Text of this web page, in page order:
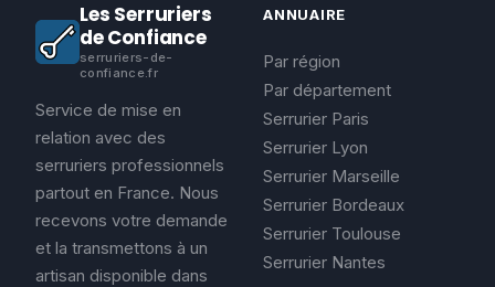
Les Serruriers
de Confiance
serruriers-de-
confiance.fr
Service de mise en
relation avec des
serruriers professionnels
partout en France. Nous
recevons votre demande
et la transmettons à un
artisan disponible dans
ANNUAIRE
Par région
Par département
Serrurier Paris
Serrurier Lyon
Serrurier Marseille
Serrurier Bordeaux
Serrurier Toulouse
Serrurier Nantes